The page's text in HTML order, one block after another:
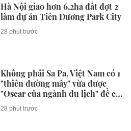
Hà Nội giao hơn 6,2ha đất đợt 2
làm dự án Tiên Dương Park City
28 phút trước
Không phải Sa Pa, Việt Nam có 1
"thiên đường mây" vừa được
"Oscar của ngành du lịch" đề cử
giải thưởng, sở hữu khí hậu mát
mẻ ở độ cao hơn 1.500 m
28 phút trước